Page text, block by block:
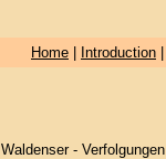
Home| Introduction|
Waldenser -